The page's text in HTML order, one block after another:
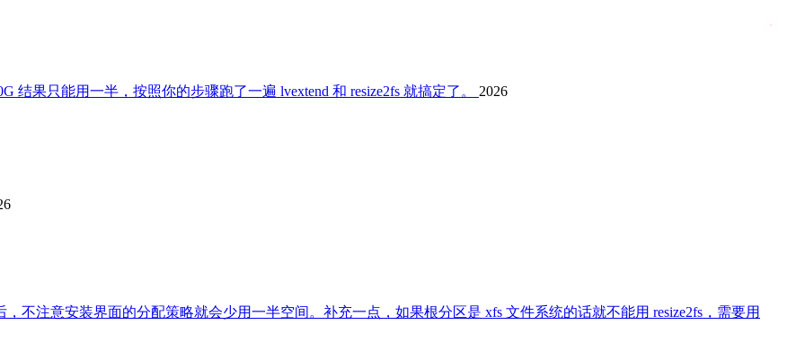
结果只能用一半，按照你的步骤跑了一遍 lvextend 和 resize2fs 就搞定了。 2026
不注意安装界面的分配策略就会少用一半空间。补充一点，如果根分区是 xfs 文件系统的话就不能用 resize2fs，需要用